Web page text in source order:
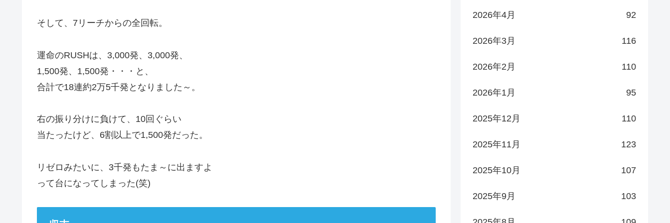
そして、7リーチからの全回転。
運命のRUSHは、3,000発、3,000発、
1,500発、1,500発・・・と、
合計で18連約2万5千発となりました～。
右の振り分けに負けて、10回ぐらい
当たったけど、6割以上で1,500発だった。
リゼロみたいに、3千発もたま～に出ますよ
って台になってしまった(笑)
2026年4月 92
2026年3月 116
2026年2月 110
2026年1月 95
2025年12月 110
2025年11月 123
2025年10月 107
2025年9月 103